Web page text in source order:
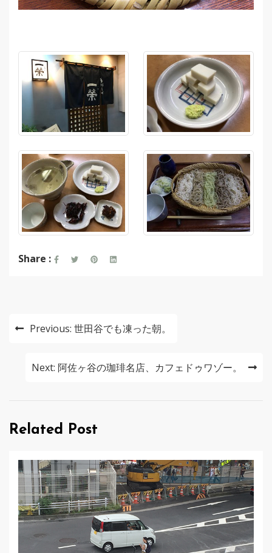
Share :
投
ー
ョ
ン
Previous: 世田谷でも凍った朝。
Next: 阿佐ヶ谷の珈琲名店、カフェドゥワゾー。
Related Post